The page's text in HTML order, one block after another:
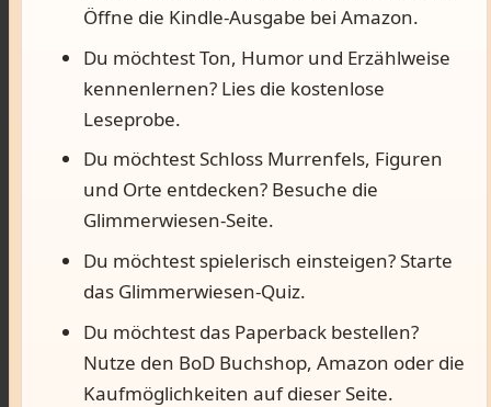
Öffne die Kindle-Ausgabe bei Amazon.
Du möchtest Ton, Humor und Erzählweise
kennenlernen? Lies die kostenlose
Leseprobe.
Du möchtest Schloss Murrenfels, Figuren
und Orte entdecken? Besuche die
Glimmerwiesen-Seite.
Du möchtest spielerisch einsteigen? Starte
das Glimmerwiesen-Quiz.
Du möchtest das Paperback bestellen?
Nutze den BoD Buchshop, Amazon oder die
Kaufmöglichkeiten auf dieser Seite.